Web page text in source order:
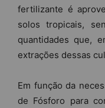
fertilizante é
solos tropicais,
quantidades que,
extrações dessas
Em função da
de Fósforo para